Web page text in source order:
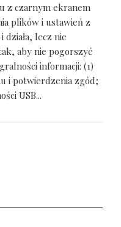
z czarnym ekranem
plików i ustawień z
lecz nie
aby nie pogorszyć
informacji: (1)
i potwierdzenia zgód;
USB...